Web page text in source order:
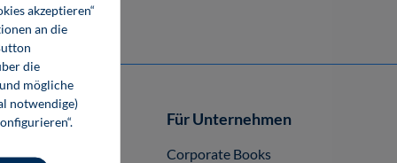
innen
publizieren
Für Unternehmen
Corporate Books
akzeptieren“
an die
die
mögliche
notwendige)